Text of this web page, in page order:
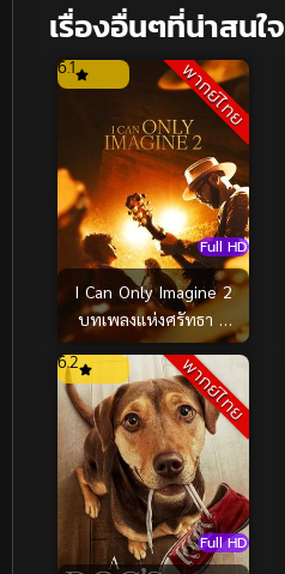
เรื่องอื่นๆที่น่าสนใจ
พากย์ไทย
Full HD
6.1
I Can Only Imagine 2
บทเพลงแห่งศรัทธา 2
(2026)
พากย์ไทย
Full HD
6.2